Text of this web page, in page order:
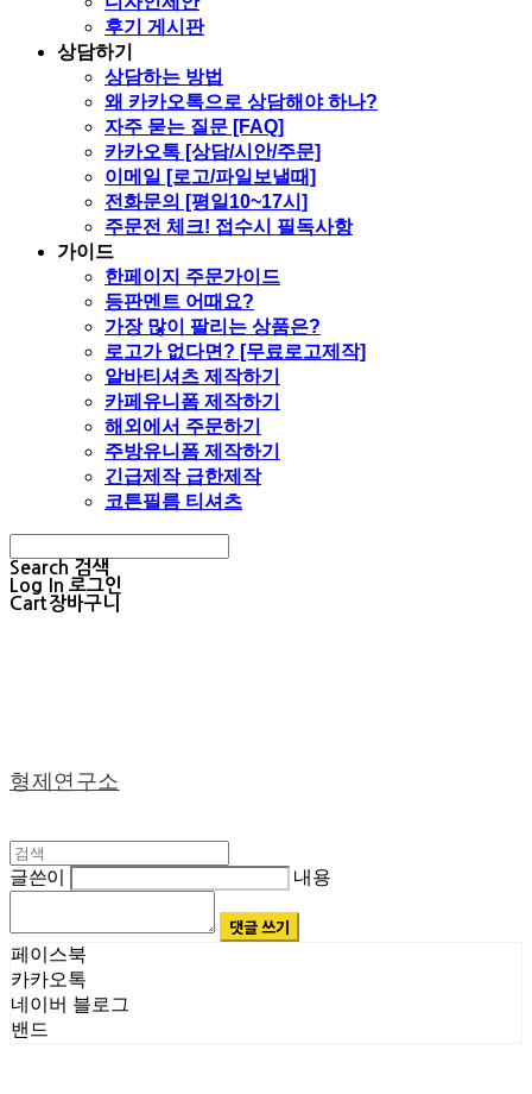
후기 게시판
상담하기
상담하는 방법
왜 카카오톡으로 상담해야 하나?
자주 묻는 질문 [FAQ]
카카오톡 [상담/시안/주문]
이메일 [로고/파일보낼때]
전화문의 [평일10~17시]
주문전 체크! 접수시 필독사항
가이드
한페이지 주문가이드
등판멘트 어때요?
가장 많이 팔리는 상품은?
로고가 없다면? [무료로고제작]
알바티셔츠 제작하기
카페유니폼 제작하기
해외에서 주문하기
주방유니폼 제작하기
긴급제작 급한제작
코튼필름 티셔츠
Search 검색
Log In 로그인
Cart장바구니
형제연구소
글쓴이 내용
댓글 쓰기
페이스북
카카오톡
네이버 블로그
밴드